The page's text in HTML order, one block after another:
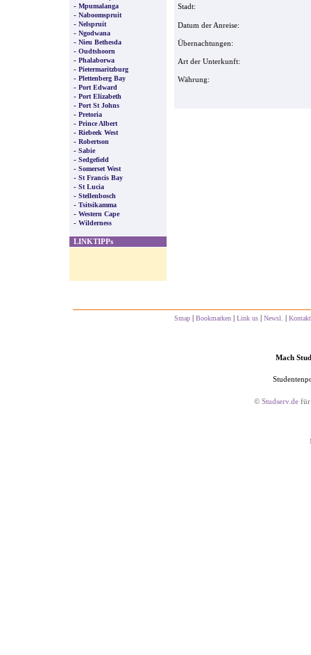
- Mpumalanga
- Naboomspruit
- Nelspruit
- Ngodwana
- Nieu Bethesda
- Oudtshoorn
- Phalaborwa
- Pietermaritzburg
- Plettenberg Bay
- Port Edward
- Port Elizabeth
- Port St Johns
- Pretoria
- Prince Albert
- Riebeek West
- Robertson
- Sabie
- Sedgefield
- Somerset West
- St Francis Bay
- St Lucia
- Stellenbosch
- Tsitsikamma
- Western Cape
- Wilderness
LINKTIPPs
Stadt:
Datum der Anreise:
Übernachtungen:
Art der Unterkunft:
Währung:
Smap | Bookmarken | Link us | Newsl. | Kontakt
Mach
© Studserv.de für